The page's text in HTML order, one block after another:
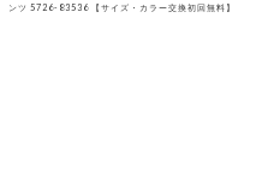
ンツ 5726-83536 【サイズ・カラー交換初回無料】